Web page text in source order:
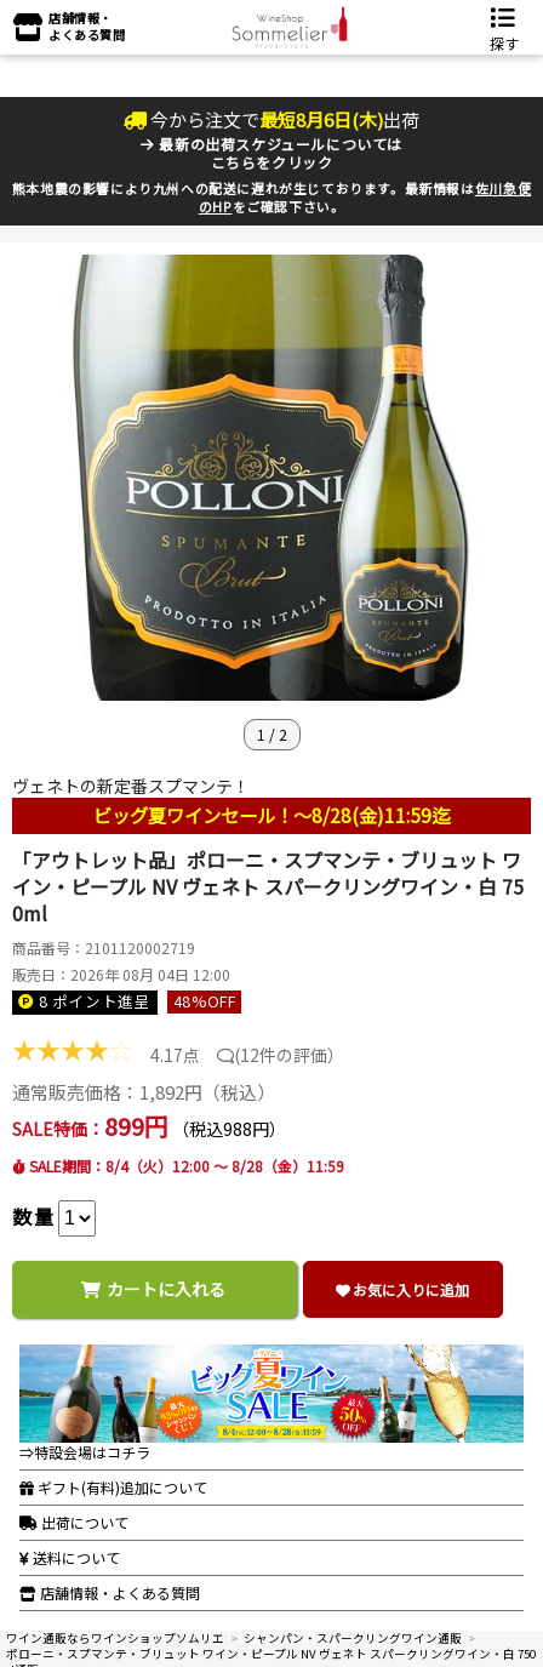
店舗情報・
よくある質問
探す
今から注文で最短8月6日(木)出荷
最新の出荷スケジュールについては
こちらをクリック
熊本地震の影響により九州への配送に遅れが生じております。最新情報は佐川急便
のHPをご確認下さい。
1 / 2
ヴェネトの新定番スプマンテ！
ビッグ夏ワインセール！～8/28(金)11:59迄
「アウトレット品」ポローニ・スプマンテ・ブリュット ワ
イン・ピープル NV ヴェネト スパークリングワイン・白 75
0ml
商品番号：2101120002719
販売日：2026年 08月 04日 12:00
8 ポイント進呈 48%OFF
★★★★☆ 4.17点 (12件の評価）
通常販売価格： 1,892円（税込）
SALE特価： 899円 （税込988円）
SALE期間：8/4（火）12:00 ～ 8/28（金）11:59
数量
カートに入れる お気に入りに追加
⇒特設会場はコチラ
ギフト(有料)追加について
出荷について
送料について
店舗情報・よくある質問
ワイン通販ならワインショップソムリエ > シャンパン・スパークリングワイン通販 >
ポローニ・スプマンテ・ブリュット ワイン・ピープル NV ヴェネト スパークリングワイン・白 750